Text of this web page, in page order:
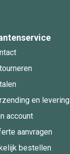
en levering
account
aanvragen
bestellen